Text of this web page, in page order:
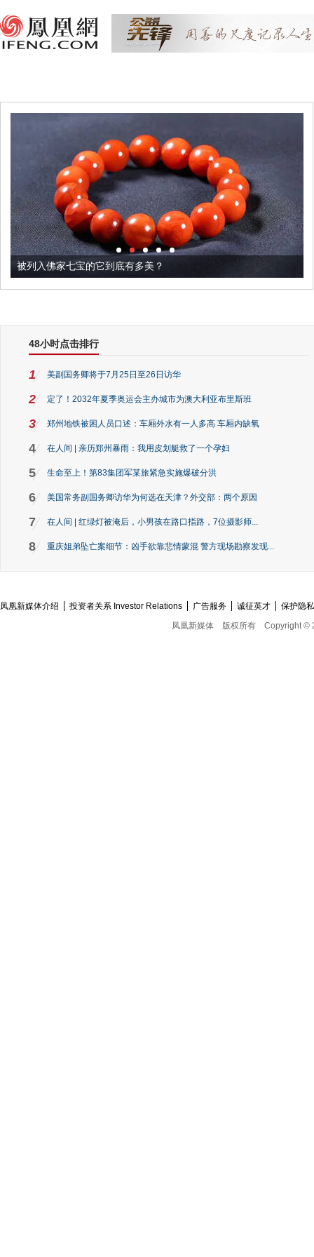
被列入佛家七宝的它到底有多美？
48小时点击排行
1 美副国务卿将于7月25日至26日访华
2 定了！2032年夏季奥运会主办城市为澳大利亚布里斯班
3 郑州地铁被困人员口述：车厢外水有一人多高 车厢内缺氧
4 在人间 | 亲历郑州暴雨：我用皮划艇救了一个孕妇
5 生命至上！第83集团军某旅紧急实施爆破分洪
6 美国常务副国务卿访华为何选在天津？外交部：两个原因
7 在人间 | 红绿灯被淹后，小男孩在路口指路，7位摄影师...
8 重庆姐弟坠亡案细节：凶手欲靠悲情蒙混 警方现场勘察发现...
凤凰新媒体介绍 投资者关系 Investor Relations 广告服务 诚征英才
保护隐
凤凰新媒体
版权所有 Copyright ©